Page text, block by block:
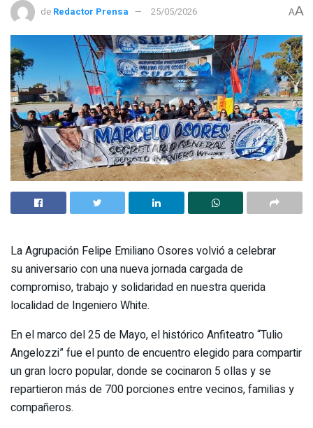
de Redactor Prensa 25/05/2026 AA
La Agrupación Felipe Emiliano Osores volvió a celebrar
su aniversario con una nueva jornada cargada de
compromiso, trabajo y solidaridad en nuestra querida
localidad de Ingeniero White.
En el marco del 25 de Mayo, el histórico Anfiteatro “Tulio
Angelozzi” fue el punto de encuentro elegido para compartir
un gran locro popular, donde se cocinaron 5 ollas y se
repartieron más de 700 porciones entre vecinos, familias y
compañeros.